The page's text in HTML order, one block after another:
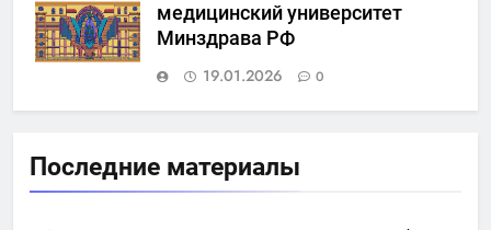
медицинский университет
Минздрава РФ
19.01.2026
0
Последние материалы